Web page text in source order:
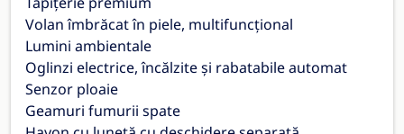
Volan îmbrăcat în piele, multifuncțional
Lumini ambientale
Oglinzi electrice, încălzite și rabatabile automat
Senzor ploaie
Geamuri fumurii spate